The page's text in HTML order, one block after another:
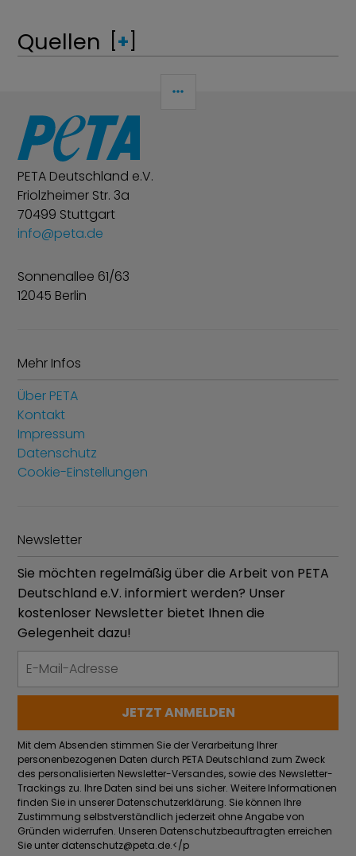
Quellen [+]
PETA Deutschland e.V.
Friolzheimer Str. 3a
70499 Stuttgart
info@peta.de
Sonnenallee 61/63
12045 Berlin
Mehr Infos
Über PETA
Kontakt
Impressum
Datenschutz
Cookie-Einstellungen
Newsletter
Sie möchten regelmäßig über die Arbeit von PETA
Deutschland e.V. informiert werden? Unser
kostenloser Newsletter bietet Ihnen die
Gelegenheit dazu!
Mit dem Absenden stimmen Sie der Verarbeitung Ihrer
personenbezogenen Daten durch PETA Deutschland zum Zweck
des personalisierten Newsletter-Versandes, sowie des Newsletter-
Trackings zu. Ihre Daten sind bei uns sicher. Weitere Informationen
finden Sie in unserer Datenschutzerklärung. Sie können Ihre
Zustimmung selbstverständlich jederzeit ohne Angabe von
Gründen widerrufen. Unseren Datenschutzbeauftragten erreichen
Sie unter datenschutz@peta.de.</p